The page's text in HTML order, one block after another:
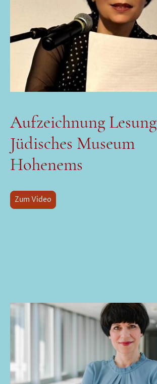
Aufzeichnung Lesung
Jüdisches Museum
Hohenems
Zum Video